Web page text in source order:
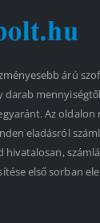
árú
Az oldalon
eladásról
hivatalosan,
első sorban